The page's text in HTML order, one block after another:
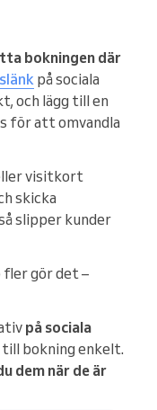
bokningen där
på sociala
och lägg till en
för att omvandla
visitkort
skicka
slipper kunder
fler gör det –
på sociala
bokning enkelt.
dem när de är